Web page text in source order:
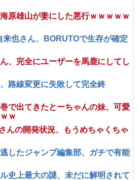
原雄山が妻にした悪行ｗｗｗｗｗ
来也さん、BORUTOで生存が確定
、完全にユーザーを馬鹿にしてし
路線変更に失敗して完全終
で出てきたとーちゃんの妹、可愛
ｗ
んの開発状況、もうめちゃくちゃ
したジャンプ編集部、ガチで有能
史上最大の謎、未だに解明されて